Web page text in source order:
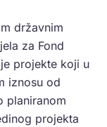
državnim
za Fond
projekte koji u
iznosu od
planiranom
projekta